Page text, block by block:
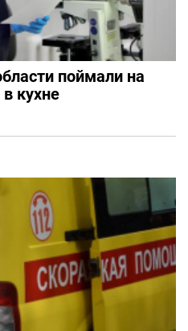
поймали на
кухне